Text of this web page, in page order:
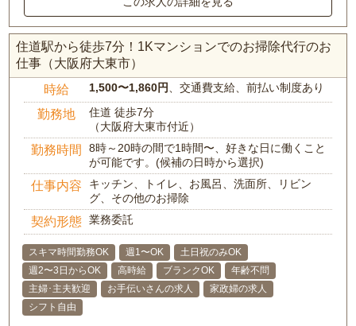
住道駅から徒歩7分！1Kマンションでのお掃除代行のお
仕事（大阪府大東市）
時給 1,500〜1,860円、交通費支給、前払い制度あり
勤務地
住道 徒歩7分
（大阪府大東市付近）
勤務時間
8時～20時の間で1時間〜、好きな日に働くこと
が可能です。(候補の日時から選択)
仕事内容
キッチン、トイレ、お風呂、洗面所、リビン
グ、その他のお掃除
契約形態 業務委託
スキマ時間勤務OK 週1〜OK
土日祝のみOK
週2〜3日からOK
高時給 ブランクOK
年齢不問
主婦･主夫歓迎
お手伝いさんの求人
家政婦の求人
シフト自由